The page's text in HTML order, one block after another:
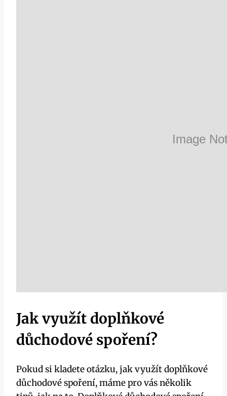
Jak využít doplňkové
důchodové spoření?
Pokud si kladete otázku, jak využít doplňkové
důchodové spoření, máme pro vás několik